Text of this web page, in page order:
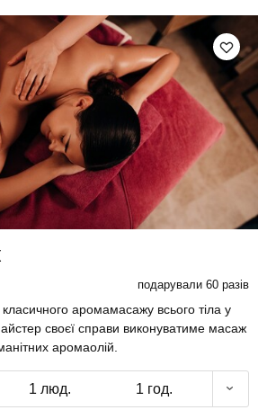
подарували 60 разів
аромамасажу всього тіла у
своєї справи виконуватиме масаж
аромаолій.
1 люд. 1 год.